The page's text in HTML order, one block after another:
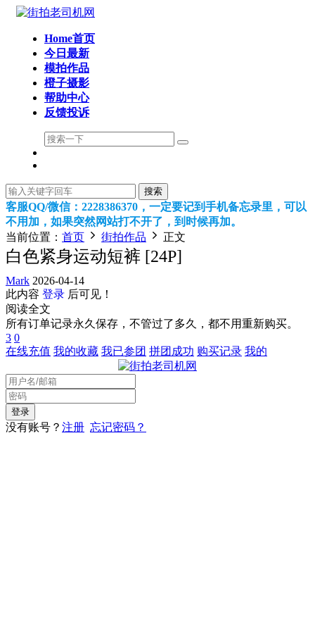
Home首页
今日最新
模拍作品
橙子摄影
帮助中心
反馈投诉
搜索
客服QQ/微信：2228386370，一定要记到手机备忘录里，可以
不用加，如果突然网站打不开了，到时候再加。
当前位置： 首页 街拍作品 正文
白色紧身运动短裤 [24P]
Mark 2026-04-14
此内容 登录 后可见！
阅读全文
所有订单记录永久保存，不管过了多久，都不用重新购买。
3 0
在线充值 我的收藏 我已参团 拼团成功 购买记录 我的
没有账号？ 注册 忘记密码？